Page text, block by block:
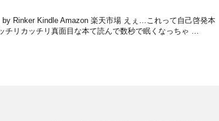
Rinker Kindle Amazon 楽天市場 えぇ…これって自己啓発本
チリカッチリ真面目な本て読んで数秒で眠くなっちゃ …